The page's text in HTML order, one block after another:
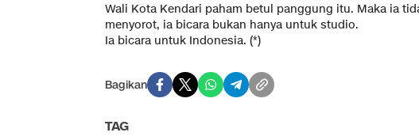
Wali Kota Kendari paham betul panggung itu. Maka ia
menyorot, ia bicara bukan hanya untuk studio.
Ia bicara untuk Indonesia. (*)
Bagikan
TAG